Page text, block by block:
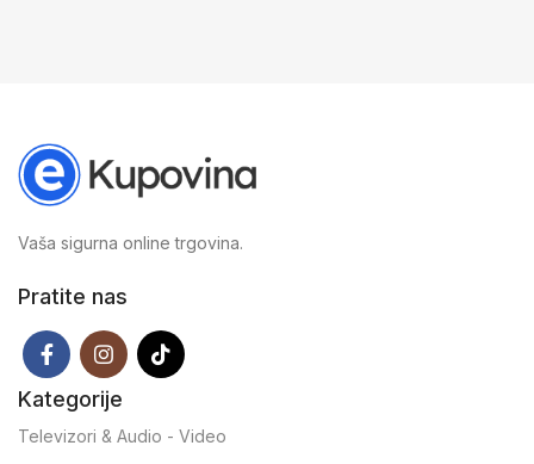
Vaša sigurna online trgovina.
Pratite nas
Kategorije
Televizori & Audio - Video